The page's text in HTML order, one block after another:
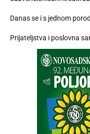
Danas se i s jednom
Prijateljstva i poslovna